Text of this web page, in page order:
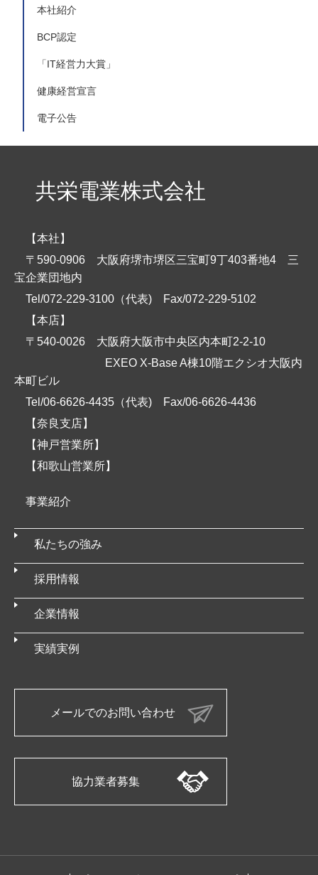
本社紹介
BCP認定
「IT経営力大賞」
健康経営宣言
電子公告
共栄電業株式会社
【本社】
〒590-0906 大阪府堺市堺区三宝町9丁403番地4 三
宝企業団地内
Tel/072-229-3100（代表)
Fax/072-229-5102
【本店】
〒540-0026 大阪府大阪市中央区内本町2-2-10
EXEO X-Base A棟10階エクシオ大阪内
本町ビル
Tel/06-6626-4435（代表)
Fax/06-6626-4436
【奈良支店】
【神戸営業所】
【和歌山営業所】
事業紹介
私たちの強み
採用情報
企業情報
実績実例
メールでのお問い合わせ
協力業者募集